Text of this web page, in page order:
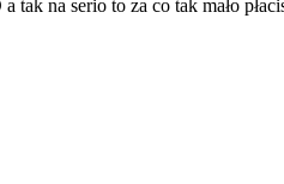
tak na serio to za co tak mało